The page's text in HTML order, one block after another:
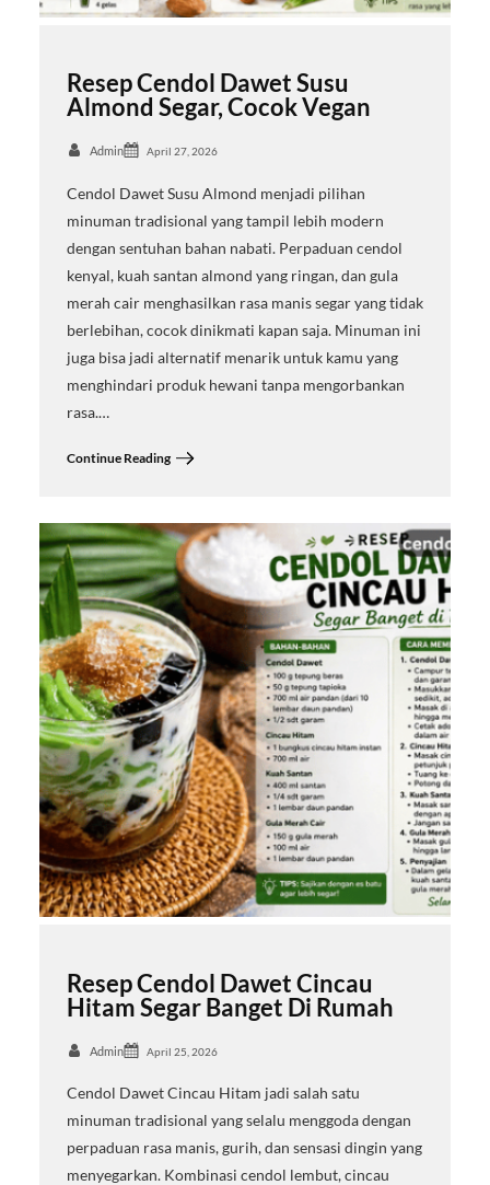
Resep Cendol Dawet Susu
Almond Segar, Cocok Vegan
Admin April 27, 2026
Cendol Dawet Susu Almond menjadi pilihan
minuman tradisional yang tampil lebih modern
dengan sentuhan bahan nabati. Perpaduan cendol
kenyal, kuah santan almond yang ringan, dan gula
merah cair menghasilkan rasa manis segar yang tidak
berlebihan, cocok dinikmati kapan saja. Minuman ini
juga bisa jadi alternatif menarik untuk kamu yang
menghindari produk hewani tanpa mengorbankan
rasa.…
Continue Reading
Resep Cendol Dawet Cincau
Hitam Segar Banget Di Rumah
Admin April 25, 2026
Cendol Dawet Cincau Hitam jadi salah satu
minuman tradisional yang selalu menggoda dengan
perpaduan rasa manis, gurih, dan sensasi dingin yang
menyegarkan. Kombinasi cendol lembut, cincau